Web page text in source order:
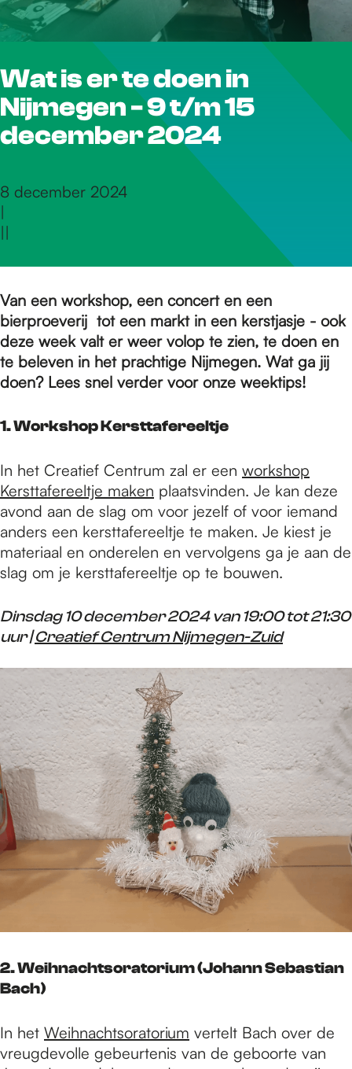
r
d
e
o
m
e
p
a
g
e
Wat is er te doen in
Nijmegen - 9 t/m 15
december 2024
8 december 2024
|
||
Van een workshop, een concert en een
bierproeverij tot een markt in een kerstjasje - ook
deze week valt er weer volop te zien, te doen en
te beleven in het prachtige Nijmegen. Wat ga jij
doen? Lees snel verder voor onze weektips!
1. Workshop Kersttafereeltje
In het Creatief Centrum zal er een workshop
Kersttafereeltje maken plaatsvinden. Je kan deze
avond aan de slag om voor jezelf of voor iemand
anders een kersttafereeltje te maken. Je kiest je
materiaal en onderelen en vervolgens ga je aan de
slag om je kersttafereeltje op te bouwen.
Dinsdag 10 december 2024 van 19:00 tot 21:30
uur |Creatief Centrum Nijmegen-Zuid
2. Weihnachtsoratorium (Johann Sebastian
Bach)
In het Weihnachtsoratorium vertelt Bach over de
vreugdevolle gebeurtenis van de geboorte van